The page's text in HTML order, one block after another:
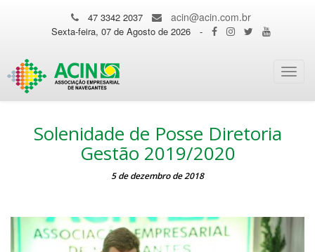
47 3342 2037 acin@acin.com.br
Sexta-feira, 07 de Agosto de 2026 -
Solenidade de Posse Diretoria
Gestão 2019/2020
5 de dezembro de 2018